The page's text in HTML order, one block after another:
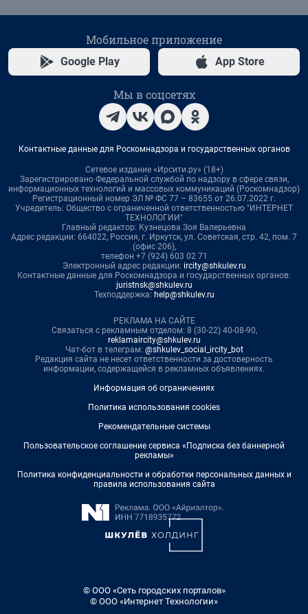
Мобильное приложение
Google Play App Store
Мы в соцсетях
Контактные данные для Роскомнадзора и государственных органов
Сетевое издание «Ирсити.ру» (18+)
Зарегистрировано Федеральной службой по надзору в сфере связи,
информационных технологий и массовых коммуникаций (Роскомнадзор)
Регистрационный номер ЭЛ № ФС 77 – 83655 от 26.07.2022 г.
Учредитель: Общество с ограниченной ответственностью "ИНТЕРНЕТ
ТЕХНОЛОГИИ"
Главный редактор: Кузнецова Зоя Валерьевна
Адрес редакции: 664022, Россия, г. Иркутск, ул. Советская, стр. 42, пом. 7
(офис 206),
телефон +7 (924) 603 02 71
Электронный адрес редакции: ircity@shkulev.ru
Контактные данные для Роскомнадзора и государственных органов:
juristnsk@shkulev.ru
Техподдержка: help@shkulev.ru
РЕКЛАМА НА САЙТЕ
Связаться с рекламным отделом: 8 (30-22) 40-08-90,
reklamaircity@shkulev.ru
Чат-бот в телеграм: @shkulev_social_ircity_bot
Редакция сайта не несет ответственности за достоверность
информации, содержащейся в рекламных объявлениях.
Информация об ограничениях
Политика использования cookies
Рекомендательные системы
Пользовательское соглашение сервиса «Подписка без баннерной
рекламы»
Политика конфиденциальности и обработки персональных данных и
правила использования сайта
© ООО «Сеть городских порталов»
© ООО «Интернет Технологии»